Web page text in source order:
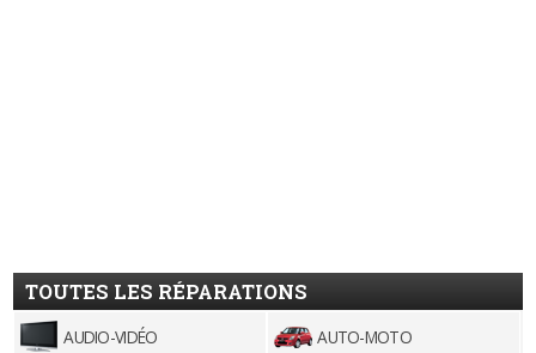
TOUTES LES RÉPARATIONS
AUDIO-VIDÉO AUTO-MOTO